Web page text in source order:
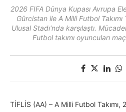
2026 FIFA Dünya Kupası Avrupa
Gürcistan ile A Milli Futbol
Ulusal Stadı'nda karşılaştı.
Futbol takımı oyuncuları
TİFLİS (AA) – A Milli Futbol Takımı,